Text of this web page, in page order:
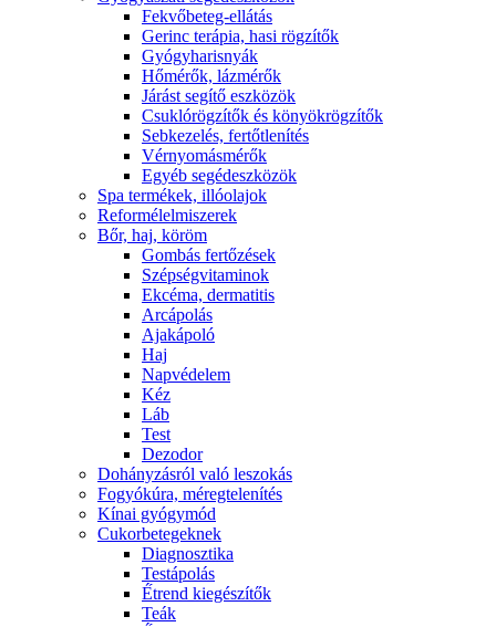
Fekvőbeteg-ellátás
Gerinc terápia, hasi rögzítők
Gyógyharisnyák
Hőmérők, lázmérők
Járást segítő eszközök
Csuklórögzítők és könyökrögzítők
Sebkezelés, fertőtlenítés
Vérnyomásmérők
Egyéb segédeszközök
Spa termékek, illóolajok
Reformélelmiszerek
Bőr, haj, köröm
Gombás fertőzések
Szépségvitaminok
Ekcéma, dermatitis
Arcápolás
Ajakápoló
Haj
Napvédelem
Kéz
Láb
Test
Dezodor
Dohányzásról való leszokás
Fogyókúra, méregtelenítés
Kínai gyógymód
Cukorbetegeknek
Diagnosztika
Testápolás
É́trend kiegészítők
Teák